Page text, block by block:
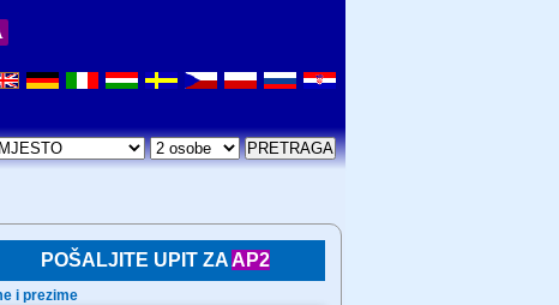
POŠALJITE UPIT ZAAP2
i prezime